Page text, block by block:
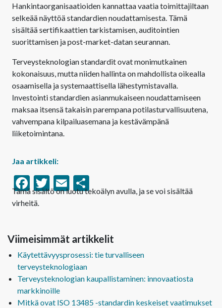
Hankintaorganisaatioiden kannattaa vaatia toimittajiltaan
selkeää näyttöä standardien noudattamisesta. Tämä
sisältää sertifikaattien tarkistamisen, auditointien
suorittamisen ja post-market-datan seurannan.
Terveysteknologian standardit ovat monimutkainen
kokonaisuus, mutta niiden hallinta on mahdollista oikealla
osaamisella ja systemaattisella lähestymistavalla.
Investointi standardien asianmukaiseen noudattamiseen
maksaa itsensä takaisin parempana potilasturvallisuutena,
vahvempana kilpailuasemana ja kestävämpänä
liiketoimintana.
Jaa artikkeli:
Facebook
Twitter
Email
Tämä sisältö on luotu tekoälyn avulla, ja se voi sisältää
virheitä.
Viimeisimmät artikkelit
Käytettävyysprosessi: tie turvalliseen
terveysteknologiaan
Terveysteknologian kaupallistaminen: innovaatiosta
markkinoille
Mitkä ovat ISO 13485 -standardin keskeiset vaatimukset